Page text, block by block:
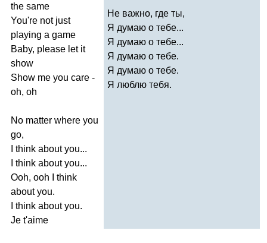
the same
You're not just
playing a game
Baby, please let it
show
Show me you care -
oh, oh
No matter where you
go,
think about you...
think about you...
Ooh, ooh
think
about you.
think about you.
Je t'aime
Не важно, где ты,
Я думаю о тебе...
Я думаю о тебе...
Я думаю о тебе.
Я думаю о тебе.
Я люблю тебя.